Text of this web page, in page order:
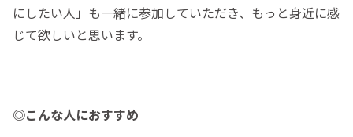
にしたい人」も一緒に参加していただき、もっと身近に感
じて欲しいと思います。
◎こんな人におすすめ